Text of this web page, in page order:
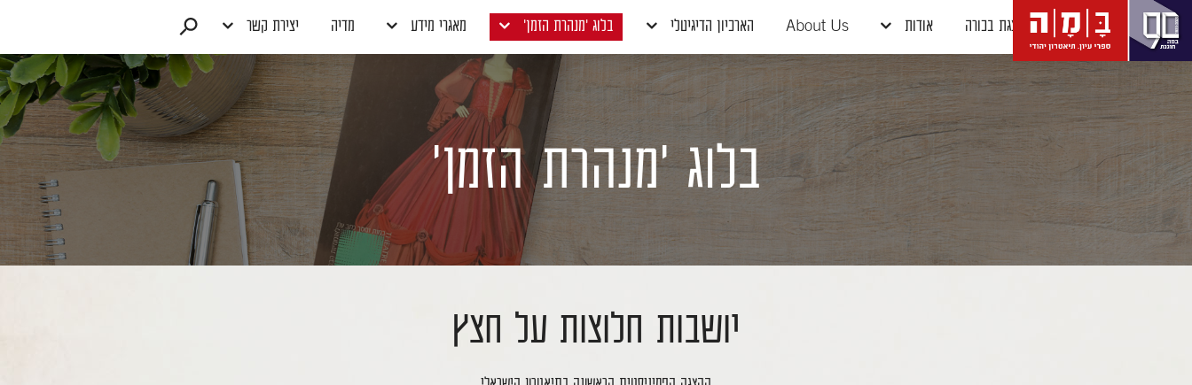
דלג לסרגל הניווט
דלג לתוכן
הצגת בכורה אודות About Us הארכיון הדיגיטלי בלוג 'מנהרת הזמן' מאגרי מידע מדיה יצירת קשר
בלוג 'מנהרת הזמן'
יושבות חלוצות על חצץ